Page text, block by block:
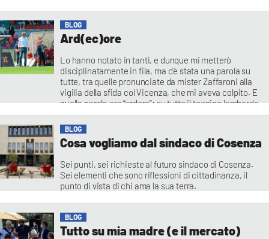
BLOG
Ard(ec)ore
Lo hanno notato in tanti, e dunque mi metterò
disciplinatamente in fila, ma c’è stata una parola su
tutte, tra quelle pronunciate da mister Zaffaroni alla
vigilia della sfida col Vicenza, che mi aveva colpito. E
quella parola era “ardore”: su tutto il tecnico lombardo
si era detto disposto ad accettare imperfezioni da
parte dei
BLOG
Cosa vogliamo dal sindaco di Cosenza
Sei punti, sei richieste al futuro sindaco di Cosenza.
Sei elementi che sono riflessioni di cittadinanza, il
punto di vista di chi ama la sua terra.
BLOG
Tutto su mia madre (e il mercato)